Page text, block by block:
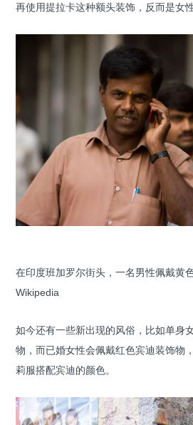
再使用提拉卡这种额头装饰，反而是女
在印度班加罗尔街头，一名男性佩戴黄
Wikipedia
如今还有一些新出现的风俗，比如单身
物，而已婚女性会佩戴红色宾迪装饰物
莉服搭配宾迪的颜色。